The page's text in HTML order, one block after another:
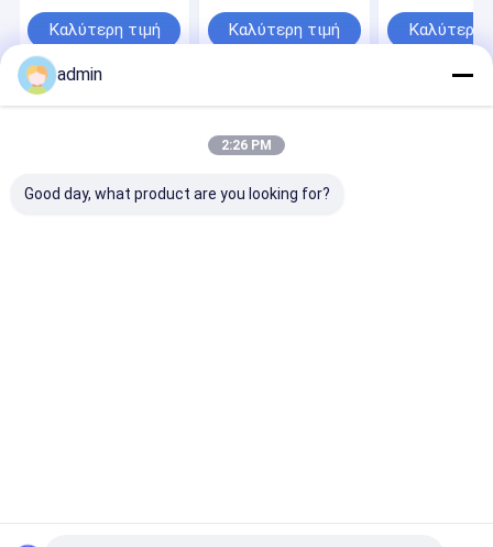
καθαρότητα
Καλύτερη τιμή
σωλήνες & τις
συναρμολογήσεις
Καλύτερη τιμή Καλύτερη
Αρχική
Περίπου
επαφή
Desktop
Sitemap
Privacy Policy
2026 Zhenan Metallurgy Co., Ltd. All Rights Reserved.
admin
2:26 PM
Good day, what product are you looking for?